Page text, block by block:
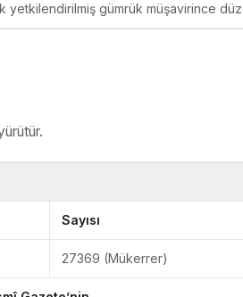
yetkilendirilmiş gümrük müşavirince
Sayısı
27369 (Mükerrer)